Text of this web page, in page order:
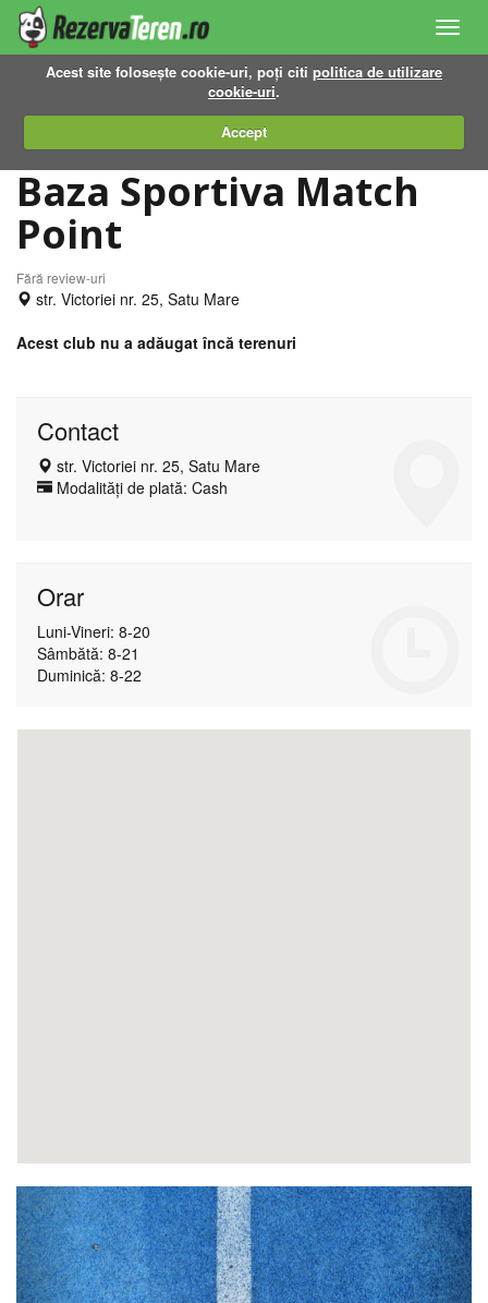
Acest site folosește cookie-uri, poți citi politica de utilizare
cookie-uri.
Accept
Baza Sportiva Match
Point
Fără review-uri
str. Victoriei nr. 25, Satu Mare
Acest club nu a adăugat încă terenuri
Contact
str. Victoriei nr. 25, Satu Mare
Modalități de plată: Cash
Orar
Luni-Vineri: 8-20
Sâmbătă: 8-21
Duminică: 8-22
Previous Next